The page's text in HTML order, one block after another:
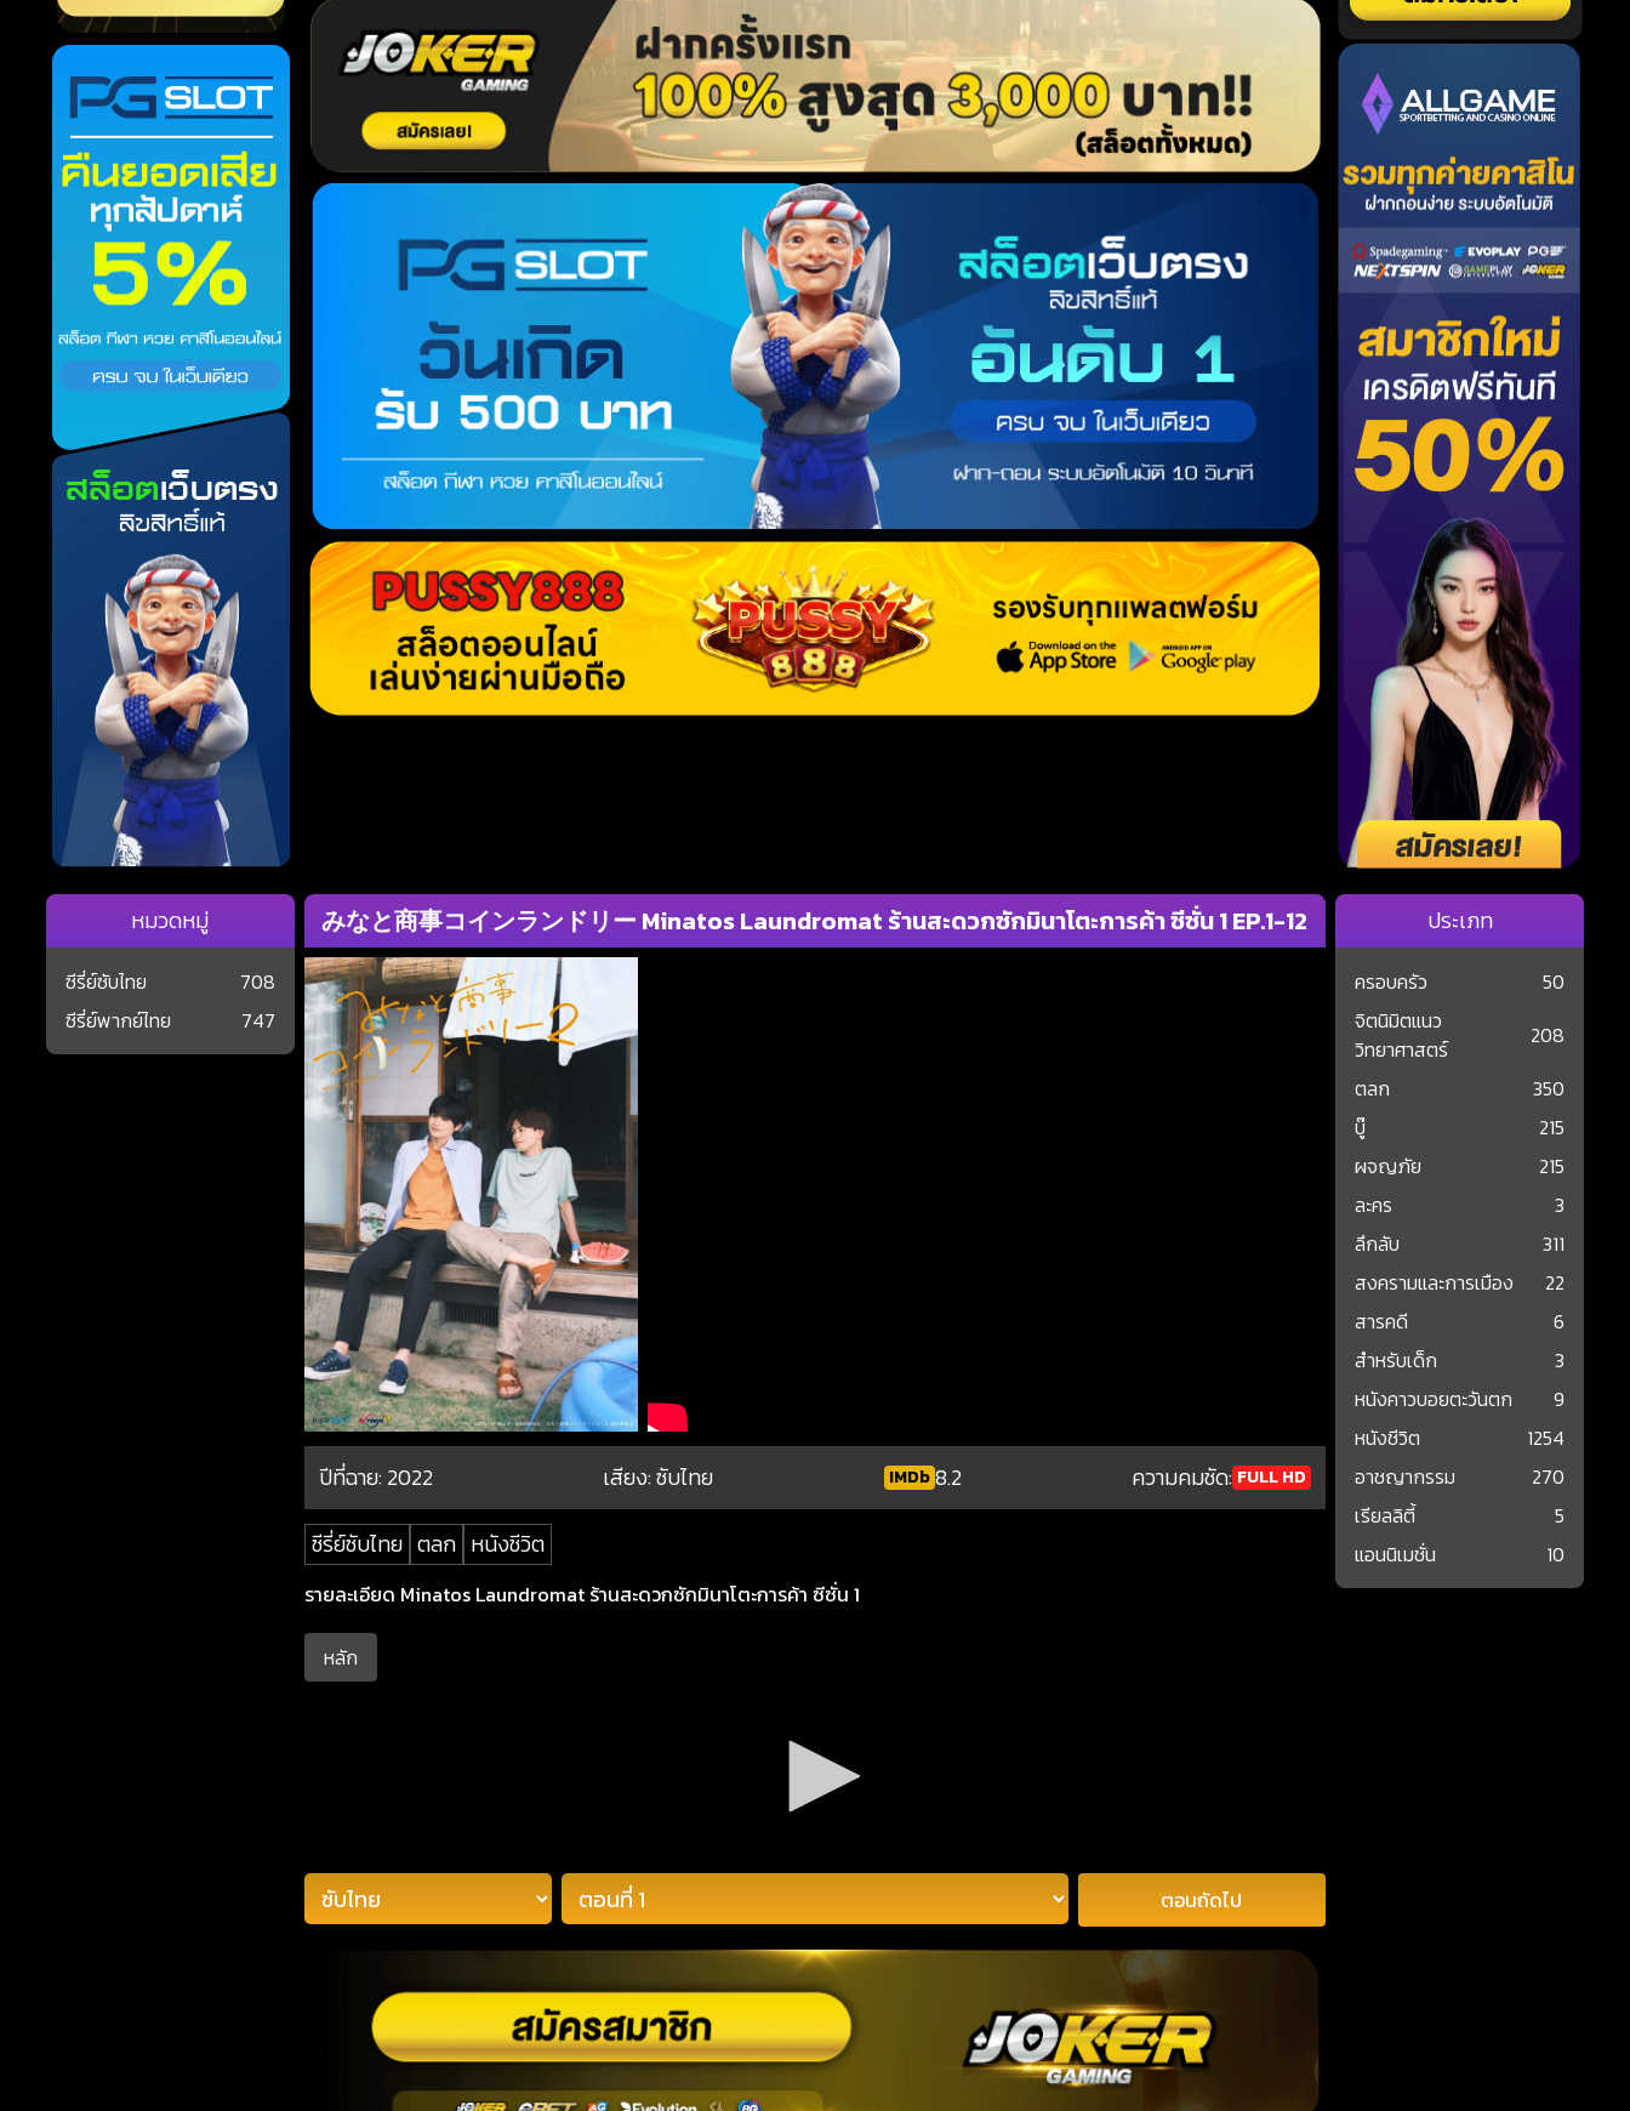
みなと商事コインランドリー Minatos Laundromat ร้านสะดวกซักมินาโตะการค้า ซีซั่น 1 EP.1-12
ปีที่ฉาย:2022 เสียง: ซับไทย IMDb8.2 ความคมชัด: FULL HD
ซีรี่ย์ซับไทย ตลก หนังชีวิต
รายละเอียด Minatos Laundromat ร้านสะดวกซักมินาโตะการค้า ซีซั่น 1
หลัก
ตอนถัดไป
หมวดหมู่
ซีรี่ย์ซับไทย
708
ซีรี่ย์พากย์ไทย
747
ประเภท
ครอบครัว
50
จิตนิมิตแนว
วิทยาศาสตร์
208
ตลก
350
บู๊
215
ผจญภัย
215
ละคร
3
ลึกลับ
311
สงครามและการเมือง
22
สารคดี
6
สำหรับเด็ก
3
หนังคาวบอยตะวันตก
9
หนังชีวิต
1254
อาชญากรรม
270
เรียลลิตี้
5
แอนนิเมชั่น
10